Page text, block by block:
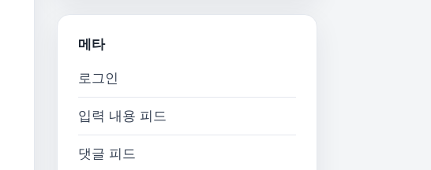
메타
로그인
입력 내용 피드
댓글 피드